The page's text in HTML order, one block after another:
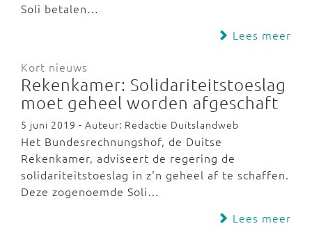
Soli betalen…
Lees meer
Kort nieuws
Rekenkamer: Solidariteitstoeslag
moet geheel worden afgeschaft
5 juni 2019 - Auteur: Redactie Duitslandweb
Het Bundesrechnungshof, de Duitse
Rekenkamer, adviseert de regering de
solidariteitstoeslag in z'n geheel af te schaffen.
Deze zogenoemde Soli…
Lees meer